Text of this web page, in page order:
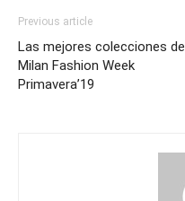
Previous article
Las mejores colecciones de
Milan Fashion Week
Primavera’19